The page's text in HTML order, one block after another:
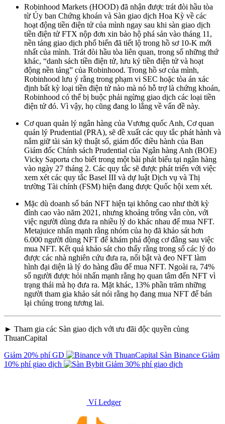
Robinhood Markets (HOOD) đã nhận được trát đòi hầu tòa
từ Ủy ban Chứng khoán và Sàn giao dịch Hoa Kỳ về các
hoạt động tiền điện tử của mình ngay sau khi sàn giao dịch
tiền điện tử FTX nộp đơn xin bảo hộ phá sản vào tháng 11,
nền tảng giao dịch phổ biến đã tiết lộ trong hồ sơ 10-K mới
nhất của mình. Trát đòi hầu tòa liên quan, trong số những thứ
khác, “danh sách tiền điện tử, lưu ký tiền điện tử và hoạt
động nền tảng” của Robinhood. Trong hồ sơ của mình,
Robinhood lưu ý rằng trong phạm vi SEC hoặc tòa án xác
định bất kỳ loại tiền điện tử nào mà nó hỗ trợ là chứng khoán,
Robinhood có thể bị buộc phải ngừng giao dịch các loại tiền
điện tử đó. Vì vậy, họ cũng đang lo lắng về vấn đề này.
Cơ quan quản lý ngân hàng của Vương quốc Anh, Cơ quan
quản lý Prudential (PRA), sẽ đề xuất các quy tắc phát hành và
nắm giữ tài sản kỹ thuật số, giám đốc điều hành của Ban
Giám đốc Chính sách Prudential của Ngân hàng Anh (BOE)
Vicky Saporta cho biết trong một bài phát biểu tại ngân hàng
vào ngày 27 tháng 2. Các quy tắc sẽ được phát triển với việc
xem xét các quy tắc Basel III và dự luật Dịch vụ và Thị
trường Tài chính (FSM) hiện đang được Quốc hội xem xét.
Mặc dù doanh số bán NFT hiện tại không cao như thời kỳ
đỉnh cao vào năm 2021, nhưng khoảng trống vẫn còn, với
việc người dùng đưa ra nhiều lý do khác nhau để mua NFT.
Metajuice nhấn mạnh rằng nhóm của họ đã khảo sát hơn
6.000 người dùng NFT để khám phá động cơ đằng sau việc
mua NFT. Kết quả khảo sát cho thấy rằng trong số các lý do
được các nhà nghiên cứu đưa ra, nổi bật và đeo NFT làm
hình đại diện là lý do hàng đầu để mua NFT. Ngoài ra, 74%
số người được hỏi nhấn mạnh rằng họ quan tâm đến NFT vì
trạng thái mà họ đưa ra. Mặt khác, 13% phần trăm những
người tham gia khảo sát nói rằng họ đang mua NFT để bán
lại chúng trong tương lai.
► Tham gia các Sàn giao dịch với ưu đãi độc quyền cùng
ThuanCapital
Giảm 20% phí GD
Sàn Binance Giảm
10% phí giao dịch
Giảm 30% phí giao dịch
Ví Ledger